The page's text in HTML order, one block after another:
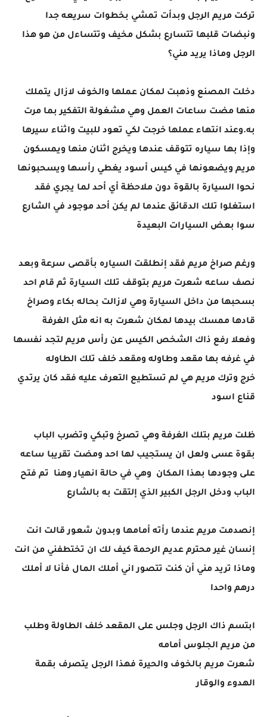
تركت مريم الرجل وبدأت تمشي بخطوات سريعه جدا
ونبضات قلبها تتسارع بشكل مخيف وتتساءل من هو هذا
الرجل وماذا يريد مني؟
دخلت المصنع وذهبت لمكان عملها والخوف لازال يتملك
منها مضت ساعات العمل وهي مشغولة التفكير بما مرت
به.وعند انتهاء عملها خرجت لكي تعود للبيت واثناء سيرها
وإذا بها سياره تتوقف عندها ويخرج اثنان منها ويمسكون
مريم ويضعونها في كيس أسود يغطي رأسها ويسحبونها
نحوا السيارة بالقوة دون ملاحظة أي أحد لما يجري فقد
استغلوا تلك الدقائق عندما لم يكن أحد موجود في الشارع
سوا بعض السيارات البعيدة
ورغم صراخ مريم فقد إنطلقت السياره بأقصى سرعة وبعد
نصف ساعه شعرت مريم بتوقف تلك السيارة ثم قام احد
بسحبها من داخل السيارة وهي لازالت بحاله بكاء وصراخ
قادها ممسك بيدها لمكان شعرت به انه مثل الغرفة
وفعلا رفع ذاك الشخص الكيس عن رأس مريم لتجد نفسها
في غرفه بها مقعد وطاوله ومقعد خلف تلك الطاوله
خرج وترك مريم هي لم تستطيع التعرف عليه فقد كان يرتدي
قناع اسود
ظلت مريم بتلك الغرفة وهي تصرخ وتبكي وتضرب الباب
بقوة عسى ولعل ان يستجيب لها احد ومضت تقريبا ساعه
على وجودها بهذا المكان وهي في حالة انهيار وهنا تم فتح
الباب ودخل الرجل الكبير الذي إلتقت به بالشارع
إنصدمت مريم عندما رأته أمامها وبدون شعور قالت انت
إنسان غير محترم عديم الرحمة كيف لك ان تختطفني من انت
وماذا تريد مني أن كنت تتصور اني أملك المال فأنا لا أملك
درهم واحدا
ابتسم ذاك الرجل وجلس على المقعد خلف الطاولة وطلب
من مريم الجلوس أمامه
شعرت مريم بالخوف والحيرة فهذا الرجل يتصرف بقمة
الهدوء والوقار